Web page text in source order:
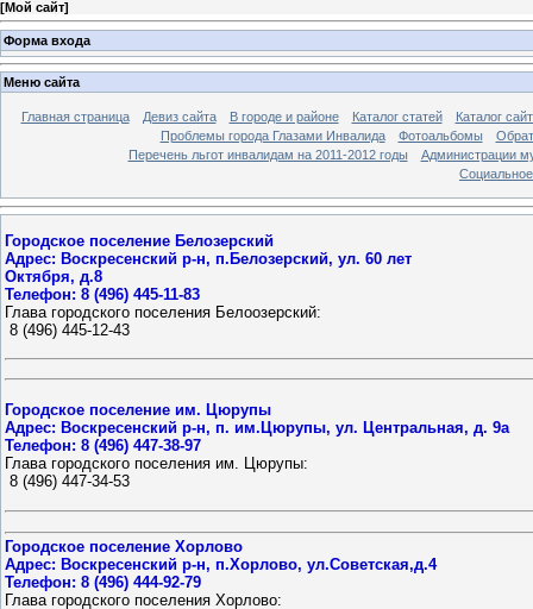
[Мой сайт]
Форма входа
Меню сайта
Главная страница Девиз сайта В городе и районе Каталог статей
Каталог
Проблемы города Глазами Инвалида
Фотоальбомы
Перечень льгот инвалидам на 2011-2012 годы
Администрации
Городское поселение Белозерский
Адрес: Воскресенский р-н, п.Белозерский, ул. 60 лет
Октября, д.8
Телефон: 8 (496) 445-11-83
Глава городского поселения Белоозерский:
8 (496) 445-12-43
Городское поселение им. Цюрупы
Адрес: Воскресенский р-н, п. им.Цюрупы, ул. Центральная, д. 9а
Телефон: 8 (496) 447-38-97
Глава городского поселения им. Цюрупы:
8 (496) 447-34-53
Городское поселение Хорлово
Адрес: Воскресенский р-н, п.Хорлово, ул.Советская,д.4
Телефон: 8 (496) 444-92-79
Глава городского поселения Хорлово: